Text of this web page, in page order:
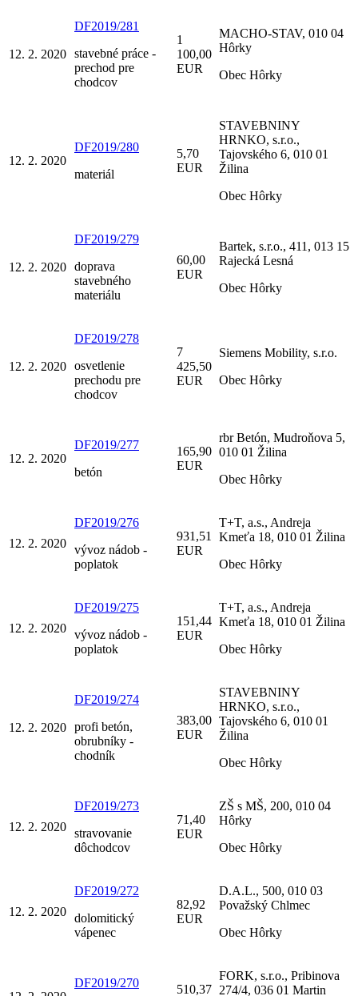
12. 2. 2020
DF2019/281
stavebné práce -
prechod pre
chodcov
1
100,00
EUR
MACHO-STAV, 010 04
Hôrky
Obec Hôrky
12. 2. 2020
DF2019/280
materiál
5,70
EUR
STAVEBNINY
HRNKO, s.r.o.,
Tajovského 6, 010 01
Žilina
Obec Hôrky
12. 2. 2020
DF2019/279
doprava
stavebného
materiálu
60,00
EUR
Bartek, s.r.o., 411, 013 15
Rajecká Lesná
Obec Hôrky
12. 2. 2020
DF2019/278
osvetlenie
prechodu pre
chodcov
7
425,50
EUR
Siemens Mobility, s.r.o.
Obec Hôrky
12. 2. 2020
DF2019/277
betón
165,90
EUR
rbr Betón, Mudroňova 5,
010 01 Žilina
Obec Hôrky
12. 2. 2020
DF2019/276
vývoz nádob -
poplatok
931,51
EUR
T+T, a.s., Andreja
Kmeťa 18, 010 01 Žilina
Obec Hôrky
12. 2. 2020
DF2019/275
vývoz nádob -
poplatok
151,44
EUR
T+T, a.s., Andreja
Kmeťa 18, 010 01 Žilina
Obec Hôrky
12. 2. 2020
DF2019/274
profi betón,
obrubníky -
chodník
383,00
EUR
STAVEBNINY
HRNKO, s.r.o.,
Tajovského 6, 010 01
Žilina
Obec Hôrky
12. 2. 2020
DF2019/273
stravovanie
dôchodcov
71,40
EUR
ZŠ s MŠ, 200, 010 04
Hôrky
Obec Hôrky
12. 2. 2020
DF2019/272
dolomitický
vápenec
82,92
EUR
D.A.L., 500, 010 03
Považský Chlmec
Obec Hôrky
DF2019/270
510,37
FORK, s.r.o., Pribinova
274/4, 036 01 Martin